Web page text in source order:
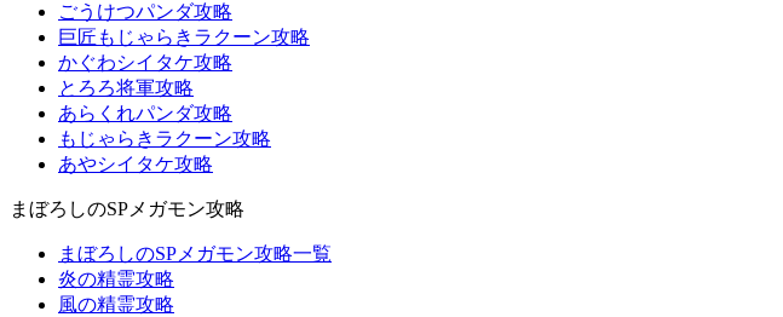
ごうけつパンダ攻略
巨匠もじゃらきラクーン攻略
かぐわシイタケ攻略
とろろ将軍攻略
あらくれパンダ攻略
もじゃらきラクーン攻略
あやシイタケ攻略
まぼろしのSPメガモン攻略
まぼろしのSPメガモン攻略一覧
炎の精霊攻略
風の精霊攻略